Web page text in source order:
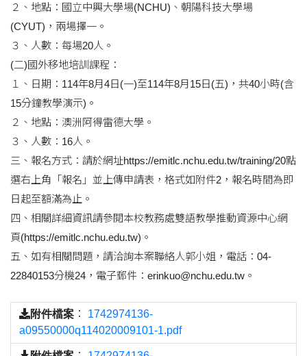
２、地點：國立中興大學場(NCHU)、朝陽科技大學場
(CYUT)，兩場擇一。
３、人數：每場20人。
(二)國外移地培訓課程：
１、日期：114年8月4日(一)至114年8月15日(五)，共40小時(含
15分鐘教學演示)。
２、地點：澳洲阿得雷德大學。
３、人數：16人。
三、報名方式：請於網址https://emitlc.nchu.edu.tw/training/20點
選右上角「報名」並上傳申請表，格式如附件2，報名時間為即
日起至額滿為止。
四、相關詳細資訊請參閱本校教務處雙語教學推動資源中心網
頁(https://emitlc.nchu.edu.tw)。
五、如有相關問題，請洽詢本案聯絡人郭小姐，電話：04-
22840153分機24，電子郵件：erinkuo@nchu.edu.tw。
附件檔案 ： 1742974136-
a09550000q114020009101-1.pdf